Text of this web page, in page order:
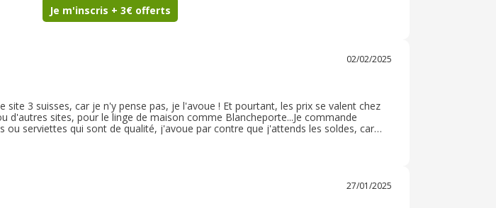
Je m'inscris + 3€ offerts
02/02/2025
site 3 suisses, car je n'y pense pas, je l'avoue ! Et pourtant, les prix se valent chez
d'autres sites, pour le linge de maison comme Blancheporte...Je commande
ou serviettes qui sont de qualité, j'avoue par contre que j'attends les soldes, car
beaucoup de choses me direz-vous ! En bref, 3 suisses est un très bon site, on
téléphone pour finaliser sa commande si besoin.
27/01/2025